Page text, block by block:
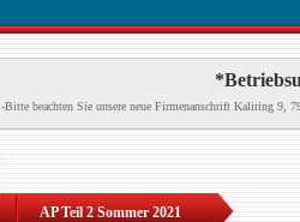
-Bitte beachten Sie unsere neue Firmenanschrift Kaliring 9,
AP Teil 2 Sommer 2021